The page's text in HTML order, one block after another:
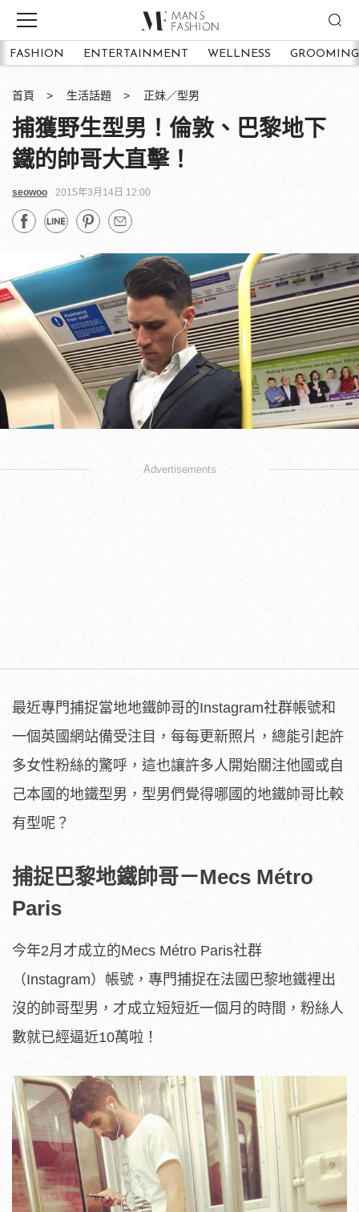
FASHION ENTERTAINMENT WELLNESS GROOMING
首頁 生活話題 正妹／型男
捕獲野生型男！倫敦、巴黎地下
鐵的帥哥大直擊！
seowoo 2015年3月14日 12:00
Advertisements
最近專門捕捉當地地鐵帥哥的Instagram社群帳號和
一個英國網站備受注目，每每更新照片，總能引起許
多女性粉絲的驚呼，這也讓許多人開始關注他國或自
己本國的地鐵型男，型男們覺得哪國的地鐵帥哥比較
有型呢？
捕捉巴黎地鐵帥哥－Mecs Métro
Paris
今年2月才成立的Mecs Métro Paris社群
（Instagram）帳號，專門捕捉在法國巴黎地鐵裡出
沒的帥哥型男，才成立短短近一個月的時間，粉絲人
數就已經逼近10萬啦！